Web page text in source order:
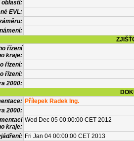
oblasti:
EVL:
řízení
kraje:
řízení:
řízení:
2000:
Přílepek Radek Ing.
2000:
kraje:
Wed Dec 05 00:00:00 CET 2012
Fri Jan 04 00:00:00 CET 2013